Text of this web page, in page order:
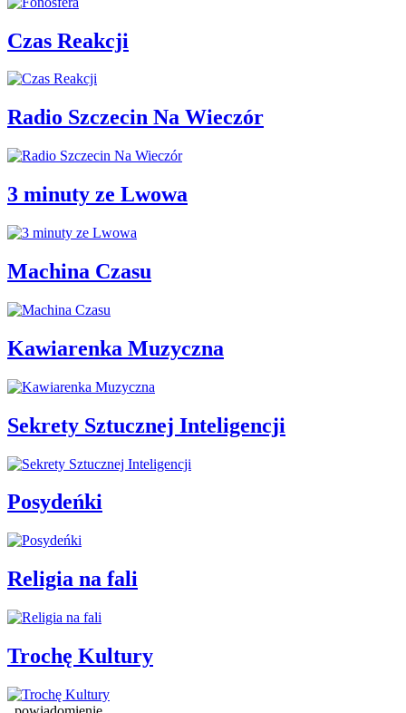
Czas Reakcji
Radio Szczecin Na Wieczór
3 minuty ze Lwowa
Machina Czasu
Kawiarenka Muzyczna
Sekrety Sztucznej Inteligencji
Posydeńki
Religia na fali
Trochę Kultury